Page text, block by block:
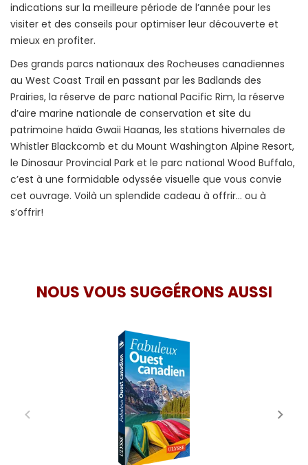
indications sur la meilleure période de l’année pour les
visiter et des conseils pour optimiser leur découverte et
mieux en profiter.
Des grands parcs nationaux des Rocheuses canadiennes
au West Coast Trail en passant par les Badlands des
Prairies, la réserve de parc national Pacific Rim, la réserve
d’aire marine nationale de conservation et site du
patrimoine haïda Gwaii Haanas, les stations hivernales de
Whistler Blackcomb et du Mount Washington Alpine Resort,
le Dinosaur Provincial Park et le parc national Wood Buffalo,
c’est à une formidable odyssée visuelle que vous convie
cet ouvrage. Voilà un splendide cadeau à offrir… ou à
s’offrir!
NOUS VOUS SUGGÉRONS AUSSI